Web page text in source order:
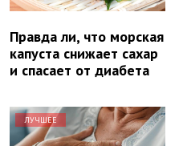
Правда ли, что морская
капуста снижает сахар
и спасает от диабета
ЛУЧШЕЕ